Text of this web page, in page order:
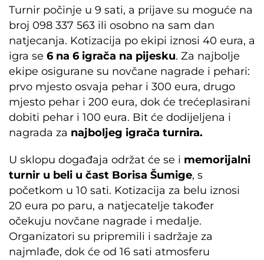
Turnir počinje u 9 sati, a prijave su moguće na
broj 098 337 563 ili osobno na sam dan
natjecanja. Kotizacija po ekipi iznosi 40 eura, a
igra se 6 na 6 igrača na pijesku. Za najbolje
ekipe osigurane su novčane nagrade i pehari:
prvo mjesto osvaja pehar i 300 eura, drugo
mjesto pehar i 200 eura, dok će trećeplasirani
dobiti pehar i 100 eura. Bit će dodijeljena i
nagrada za najboljeg igrača turnira.
U sklopu događaja održat će se i memorijalni
turnir u beli u čast Borisa Šumige, s
početkom u 10 sati. Kotizacija za belu iznosi
20 eura po paru, a natjecatelje također
očekuju novčane nagrade i medalje.
Organizatori su pripremili i sadržaje za
najmlađe, dok će od 16 sati atmosferu